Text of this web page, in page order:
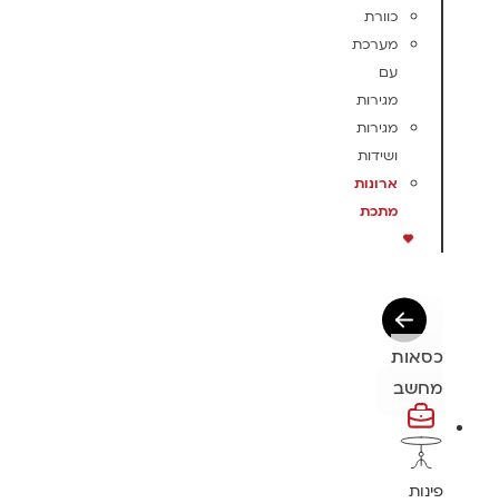
כוורת
מערכת
עם
מגירות
מגירות
ושידות
ארונות
מתכת
כסאות
מחשב
פינות